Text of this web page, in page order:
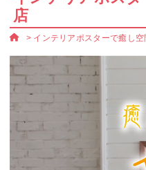
店
> インテリアポスターで癒し空